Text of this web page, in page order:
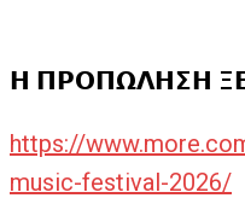
𝝜 𝝥𝝦𝝤𝝥𝝮𝝠𝝜𝝨𝝜
https://
music-festival-2026/